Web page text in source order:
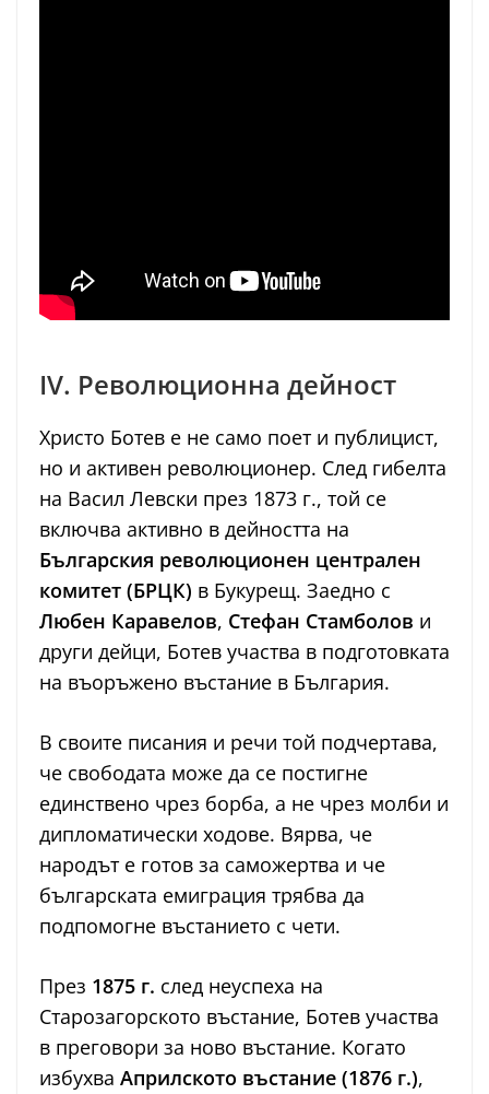
IV. Революционна дейност
Христо Ботев е не само поет и публицист,
но и активен революционер. След гибелта
на Васил Левски през 1873 г., той се
включва активно в дейността на
Българския революционен централен
комитет (БРЦК) в Букурещ. Заедно с
Любен Каравелов, Стефан Стамболов и
други дейци, Ботев участва в подготовката
на въоръжено въстание в България.
В своите писания и речи той подчертава,
че свободата може да се постигне
единствено чрез борба, а не чрез молби и
дипломатически ходове. Вярва, че
народът е готов за саможертва и че
българската емиграция трябва да
подпомогне въстанието с чети.
През 1875 г. след неуспеха на
Старозагорското въстание, Ботев участва
в преговори за ново въстание. Когато
избухва Априлското въстание (1876 г.),